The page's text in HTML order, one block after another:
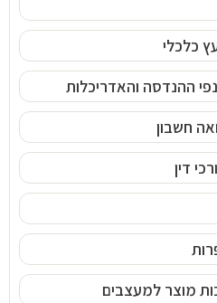
כלכלי
ההנדסה והאדריכלות
חשבון
דין
מוצר למעצבים